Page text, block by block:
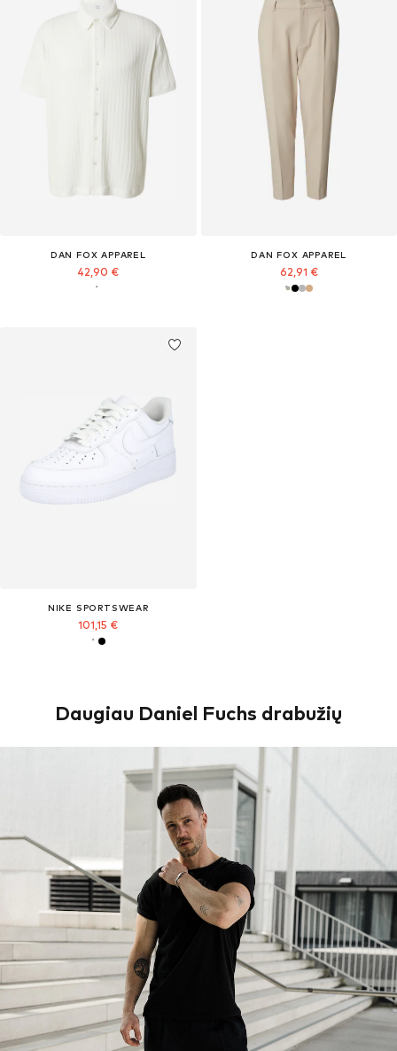
DAN FOX APPAREL
42,90 €
DAN FOX APPAREL
62,91 €
NIKE SPORTSWEAR
101,15 €
Daugiau Daniel Fuchs drabužių